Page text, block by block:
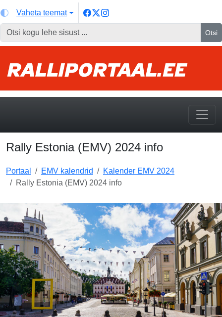
Vaheta teemat
Otsi
Rally Estonia (EMV) 2024 info
Portaal EMV kalendrid
Kalender EMV 2024
Rally Estonia (EMV) 2024 info